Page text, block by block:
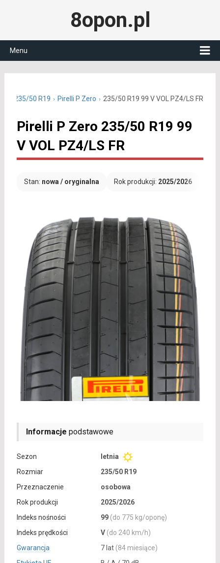
8opon.pl
Menu
235/50 R19 Pirelli P Zero 235/50 R19 99 V VOL PZ4/LS FR
Pirelli P Zero 235/50 R19 99
V VOL PZ4/LS FR
Stan: nowa / oryginalna Rok produkcji: 2025/2026
Informacje podstawowe
Sezon
letnia
Rozmiar
235/50 R19
Przeznaczenie
osobowa
Rok produkcji
2025/2026
Indeks nośności
99 (do 775 kg/oponę)
Indeks prędkości
V (do 240 km/h)
Gwarancja
7 lat (84 miesiące)